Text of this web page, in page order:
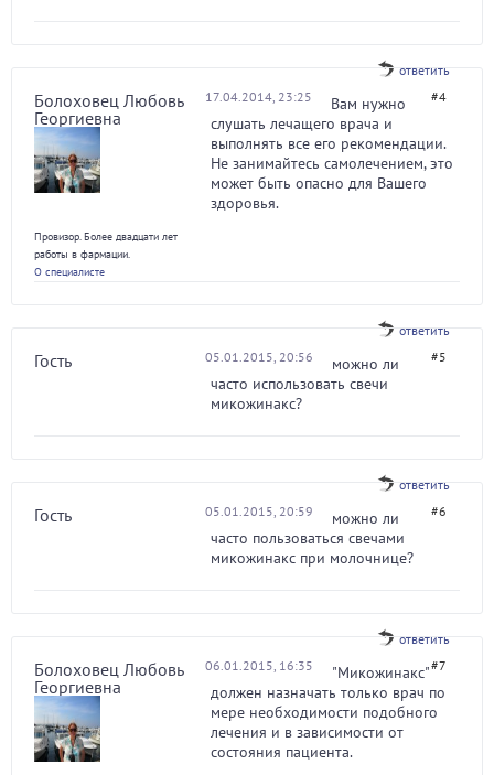
ответить
Болоховец Любовь
Георгиевна
Провизор. Более двадцати лет
работы в фармации.
О специалисте
17.04.2014, 23:25 #4
Вам нужно
слушать лечащего врача и
выполнять все его рекомендации.
Не занимайтесь самолечением, это
может быть опасно для Вашего
здоровья.
ответить
Гость 05.01.2015, 20:56 #5
можно ли
часто использовать свечи
микожинакс?
ответить
Гость 05.01.2015, 20:59 #6
можно ли
часто пользоваться свечами
микожинакс при молочнице?
ответить
Болоховец Любовь
Георгиевна
06.01.2015, 16:35 #7
"Микожинакс"
должен назначать только врач по
мере необходимости подобного
лечения и в зависимости от
состояния пациента.